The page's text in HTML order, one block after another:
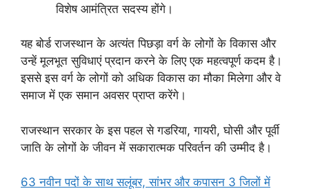
विशेष आमंत्रित सदस्य होंगे।
यह बोर्ड राजस्थान के अत्यंत पिछड़ा वर्ग के लोगों के विकास और
उन्हें मूलभूत सुविधाएं प्रदान करने के लिए एक महत्वपूर्ण कदम है।
इससे इस वर्ग के लोगों को अधिक विकास का मौका मिलेगा और वे
समाज में एक समान अवसर प्राप्त करेंगे।
राजस्थान सरकार के इस पहल से गडरिया, गायरी, घोसी और पूर्वी
जाति के लोगों के जीवन में सकारात्मक परिवर्तन की उम्मीद है।
63 नवीन पदों के साथ सलूंबर, सांभर और कपासन 3 जिलों में